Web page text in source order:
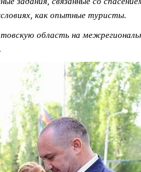
как опытные туристы.
область на